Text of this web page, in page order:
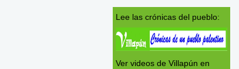
Lee las crónicas del pueblo:
Ver videos de Villapún en